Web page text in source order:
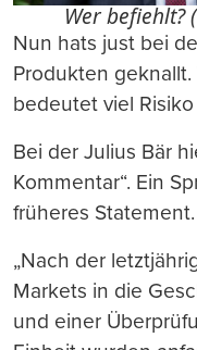
Wer befiehlt?
Nun hats just bei
Produkten
bedeutet viel
Bei der Julius Bär
Kommentar“. Ein
früheres Statement.
„Nach der
Markets in die
und einer